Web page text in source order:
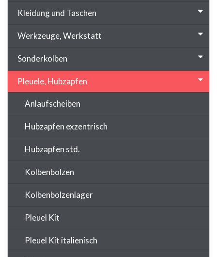
Kleidung und Taschen
Werkzeuge, Werkstatt
Sonderkolben
Pleuele, Hubzapfen
Anlaufscheiben
Hubzapfen exzentrisch
Hubzapfen std.
Kolbenbolzen
Kolbenbolzenlager
Pleuel Kit
Pleuel Kit italienisch